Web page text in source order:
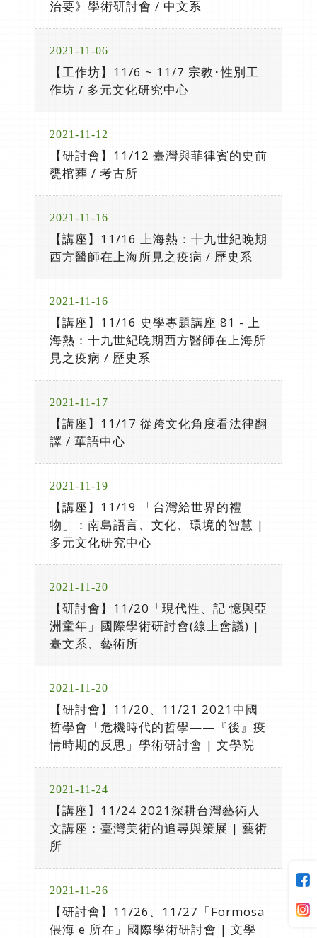
治要》學術研討會 / 中文系
2021-11-06
【工作坊】11/6 ~ 11/7 宗教･性別工
作坊 / 多元文化研究中心
2021-11-12
【研討會】11/12 臺灣與菲律賓的史前
甕棺葬 / 考古所
2021-11-16
【講座】11/16 上海熱：十九世紀晚期
西方醫師在上海所見之疫病 / 歷史系
2021-11-16
【講座】11/16 史學專題講座 81 - 上
海熱：十九世紀晚期西方醫師在上海所
見之疫病 / 歷史系
2021-11-17
【講座】11/17 從跨文化角度看法律翻
譯 / 華語中心
2021-11-19
【講座】11/19 「台灣給世界的禮
物」：南島語言、文化、環境的智慧 |
多元文化研究中心
2021-11-20
【研討會】11/20「現代性、記 憶與亞
洲童年」國際學術研討會(線上會議) |
臺文系、藝術所
2021-11-20
【研討會】11/20、11/21 2021中國
哲學會「危機時代的哲學——『後』疫
情時期的反思」學術研討會 | 文學院
2021-11-24
【講座】11/24 2021深耕台灣藝術人
文講座：臺灣美術的追尋與策展 | 藝術
所
2021-11-26
【研討會】11/26、11/27「Formosa
偎海 e 所在」國際學術研討會 | 文學